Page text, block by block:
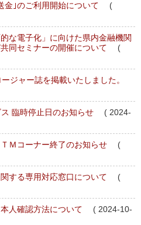
金｣のご利用開始について
(
な電子化」に向けた県内金融機関
同セミナーの開催について
(
ジャー誌を掲載いたしました。
ス 臨時停止日のお知らせ
( 2024-
Ｍコーナー終了のお知らせ
(
する専用対応窓口について
(
人確認方法について
( 2024-10-